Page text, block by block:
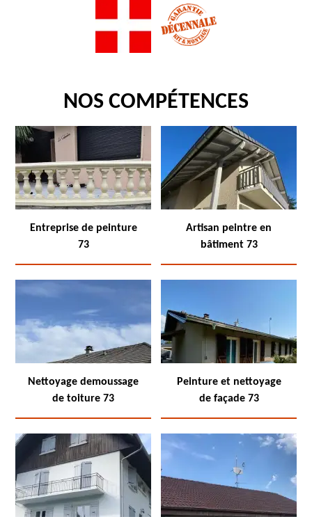
NOS COMPÉTENCES
Entreprise de peinture
73
Artisan peintre en
bâtiment 73
Nettoyage demoussage
de toiture 73
Peinture et nettoyage
de façade 73